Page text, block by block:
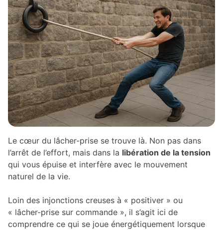
Le cœur du lâcher-prise se trouve là. Non pas dans
l’arrêt de l’effort, mais dans la libération de la tension
qui vous épuise et interfère avec le mouvement
naturel de la vie.
Loin des injonctions creuses à « positiver » ou
« lâcher-prise sur commande », il s’agit ici de
comprendre ce qui se joue énergétiquement lorsque